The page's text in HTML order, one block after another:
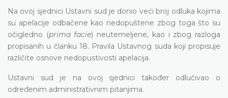
Na ovoj sjednici Ustavni sud je donio veći broj odluka kojima
su apelacije odbačene kao nedopuštene zbog toga što su
očigledno (prima facie) neutemeljene, kao i zbog razloga
propisanih u članku 18. Pravila Ustavnog suda koji propisuje
različite osnove nedopustivosti apelacija.
Ustavni sud je na ovoj sjednici također odlučivao o
određenim administrativnim pitanjima.